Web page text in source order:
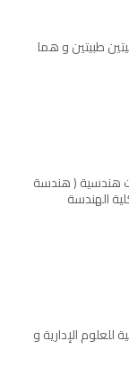
طبيتين و هما
هندسية ( هندسة
الهندسة
للعلوم الإدارية و